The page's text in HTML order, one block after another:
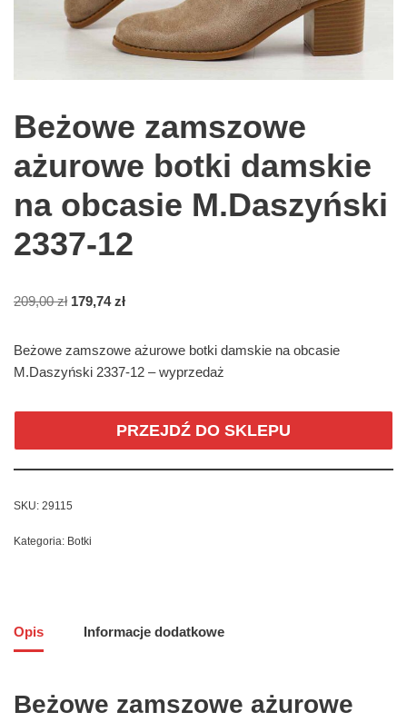
Beżowe zamszowe
ażurowe botki damskie
na obcasie M.Daszyński
2337-12
209,00zł 179,74zł
Beżowe zamszowe ażurowe botki damskie na obcasie
M.Daszyński 2337-12 – wyprzedaż
PRZEJDŹ DO SKLEPU
SKU: 29115
Kategoria: Botki
Opis Informacje dodatkowe
Beżowe zamszowe ażurowe